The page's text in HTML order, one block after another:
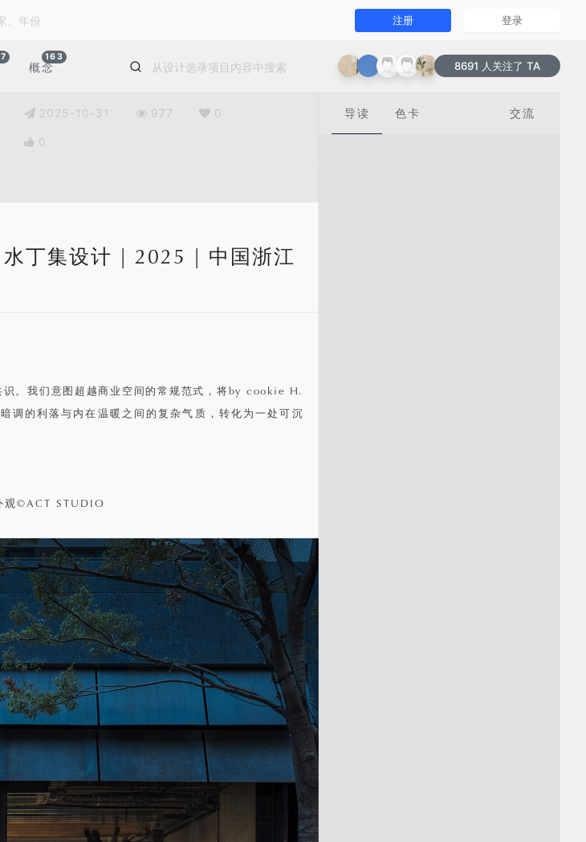
注册 登录
概念
163
8691 人关注了 TA
2025-10-31 977 0
0
丁集设计 | 2025 | 中国浙江
。我们意图超越商业空间的常规范式，将by cookie H.
调的利落与内在温暖之间的复杂气质，转化为一处可沉
观©ACT STUDIO
导读 色卡 交流